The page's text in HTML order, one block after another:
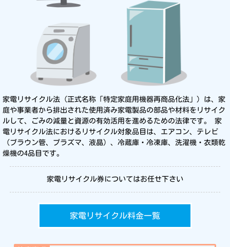
家電リサイクル法（正式名称「特定家庭用機器再商品化法」）は、家
庭や事業者から排出された使用済み家電製品の部品や材料をリサイク
ルして、ごみの減量と資源の有効活用を進めるための法律です。 家
電リサイクル法におけるリサイクル対象品目は、エアコン、テレビ
（ブラウン管、プラズマ、液晶）、冷蔵庫・冷凍庫、洗濯機・衣類乾
燥機の4品目です。
家電リサイクル券についてはお任せ下さい
家電リサイクル料金一覧